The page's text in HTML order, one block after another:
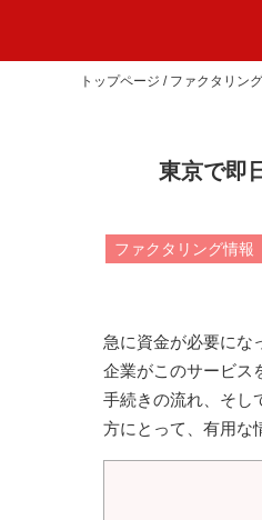
トップページ / ファクタリン
東京で即
ファクタリング情報
急に資金が必要にな
企業がこのサービス
手続きの流れ、そし
方にとって、有用な